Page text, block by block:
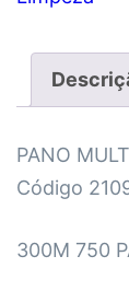
PANO
Código
300M 750